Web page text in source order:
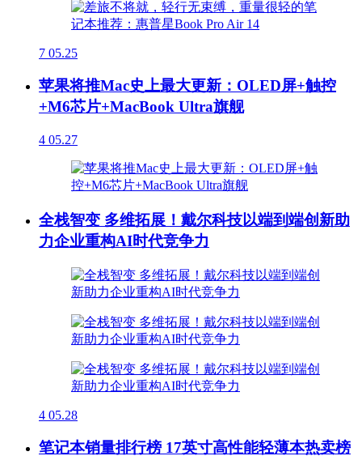
7 05.25
苹果将推Mac史上最大更新：OLED屏+触控
+M6芯片+MacBook Ultra旗舰
4 05.27
全栈智变 多维拓展！戴尔科技以端到端创新助
力企业重构AI时代竞争力
4 05.28
笔记本销量排行榜 17英寸高性能轻薄本热卖榜